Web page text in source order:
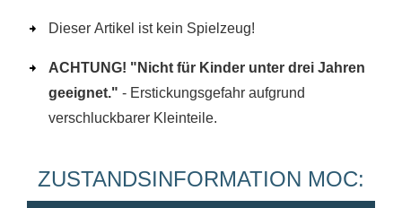
Dieser Artikel ist kein Spielzeug!
ACHTUNG! "Nicht für Kinder unter drei Jahren
geeignet." - Erstickungsgefahr aufgrund
verschluckbarer Kleinteile.
ZUSTANDSINFORMATION MOC: